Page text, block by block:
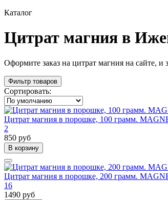
Каталог
Цитрат магния в
Оформите заказ на цитрат магния на сайте,
Фильтр товаров
Сортировать:
Цитрат магния в порошке, 100 грамм.
2
850 руб
В корзину
Цитрат магния в порошке, 200 грамм.
16
1490 руб